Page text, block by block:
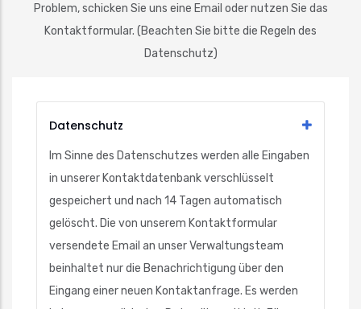
Problem, schicken Sie uns eine Email oder nutzen Sie das
Kontaktformular. (Beachten Sie bitte die Regeln des
Datenschutz)
Datenschutz
Im Sinne des Datenschutzes werden alle Eingaben
in unserer Kontaktdatenbank verschlüsselt
gespeichert und nach 14 Tagen automatisch
gelöscht. Die von unserem Kontaktformular
versendete Email an unser Verwaltungsteam
beinhaltet nur die Benachrichtigung über den
Eingang einer neuen Kontaktanfrage. Es werden